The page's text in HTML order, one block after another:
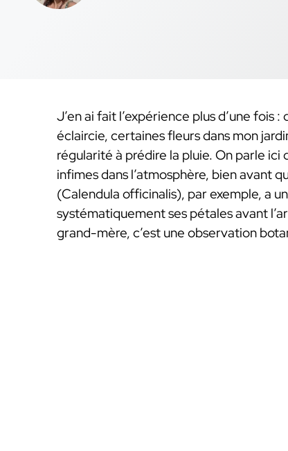
J’en ai fait l’expérience plus d’une
éclaircie, certaines fleurs dans mon
régularité à prédire la pluie. On parle
infimes dans l’atmosphère, bien avant
(Calendula officinalis), par exemple, a
systématiquement ses pétales avant
grand-mère, c’est une observation